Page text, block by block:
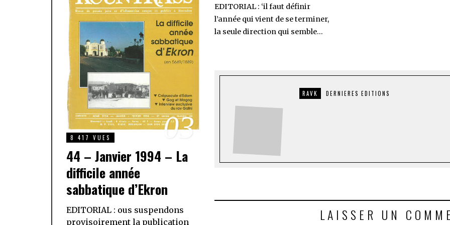
EDITORIAL : ‘il faut définir
l’année qui vient de se terminer,
la seule direction qui semble…
RAVK DERNIERES EDITIONS
LAISSER UN
8 417 VUES 03
44 – Janvier 1994 – La
difficile année
sabbatique d’Ekron
EDITORIAL : ous suspendons
provisoirement la publication